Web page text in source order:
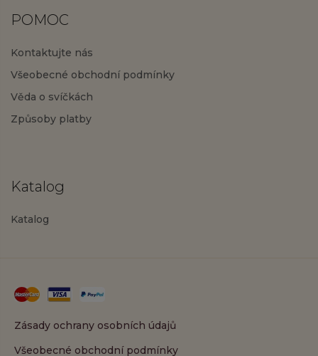
POMOC
Kontaktujte nás
Všeobecné obchodní podmínky
Věda o svíčkách
Způsoby platby
Katalog
Katalog
Zásady ochrany osobních údajů
Všeobecné obchodní podmínky